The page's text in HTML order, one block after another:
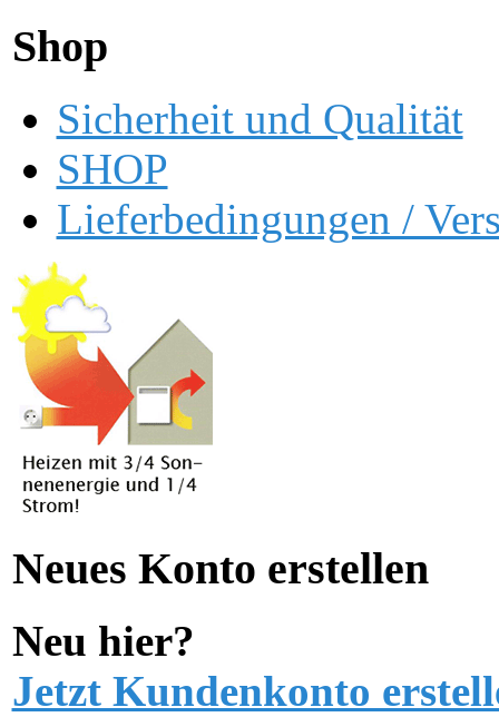
Shop
Sicherheit und Qualität
SHOP
Lieferbedingungen /
Neues Konto erstellen
Neu hier?
Jetzt Kundenkonto